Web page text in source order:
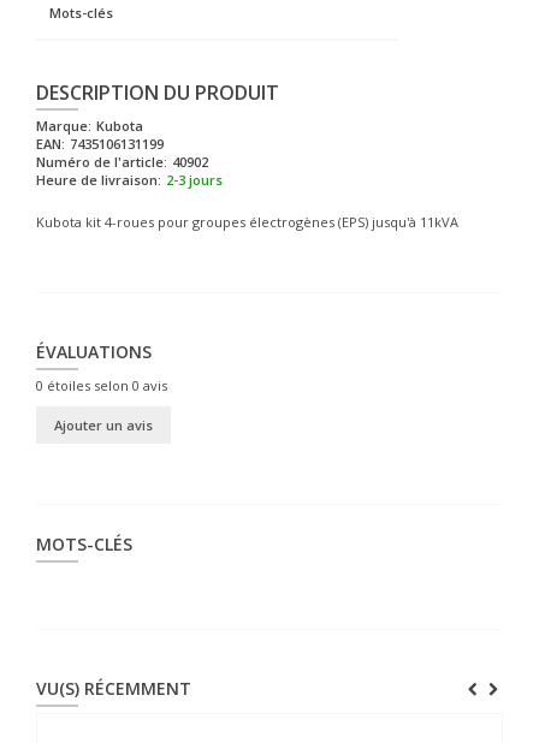
Mots-clés
DESCRIPTION DU PRODUIT
Marque: Kubota
EAN: 7435106131199
Numéro de l'article: 40902
Heure de livraison: 2-3 jours
Kubota kit 4-roues pour groupes électrogènes (EPS) jusqu'à 11kVA
ÉVALUATIONS
0 étoiles selon 0 avis
Ajouter un avis
MOTS-CLÉS
VU(S) RÉCEMMENT